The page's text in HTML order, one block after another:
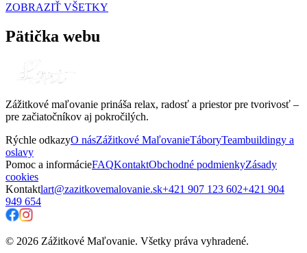
ZOBRAZIŤ VŠETKY
Pätička webu
Zážitkové maľovanie prináša relax, radosť a priestor pre tvorivosť –
pre začiatočníkov aj pokročilých.
Rýchle odkazyO násZážitkové MaľovanieTáboryTeambuildingy a
oslavy
Pomoc a informácieFAQKontaktObchodné podmienkyZásady
cookies
Kontaktlart@zazitkovemalovanie.sk+421 907 123 602+421 904
949 654
© 2026 Zážitkové Maľovanie. Všetky práva vyhradené.